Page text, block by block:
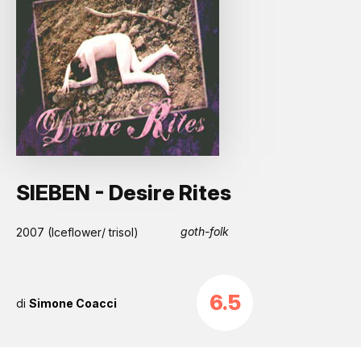
SIEBEN - Desire Rites
2007 (Iceflower/ trisol) goth-folk
di Simone Coacci 6.5